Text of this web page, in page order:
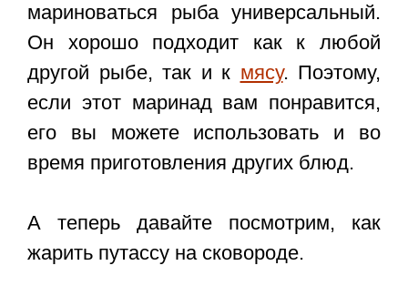
мариноваться рыба универсальный.
Он хорошо подходит как к любой
другой рыбе, так и к мясу. Поэтому,
если этот маринад вам понравится,
его вы можете использовать и во
время приготовления других блюд.
А теперь давайте посмотрим, как
жарить путассу на сковороде.